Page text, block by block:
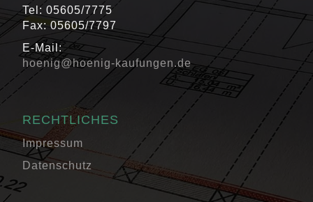
Tel: 05605/7775
Fax: 05605/7797
E-Mail:
hoenig@hoenig-kaufungen.de
RECHTLICHES
Impressum
Datenschutz